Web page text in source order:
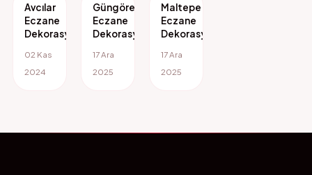
Avcılar
Eczane
Dekorasyon
02 Kas
2024
Güngören
Eczane
Dekorasyon
17 Ara
2025
Maltepe
Eczane
Dekorasyon
17 Ara
2025